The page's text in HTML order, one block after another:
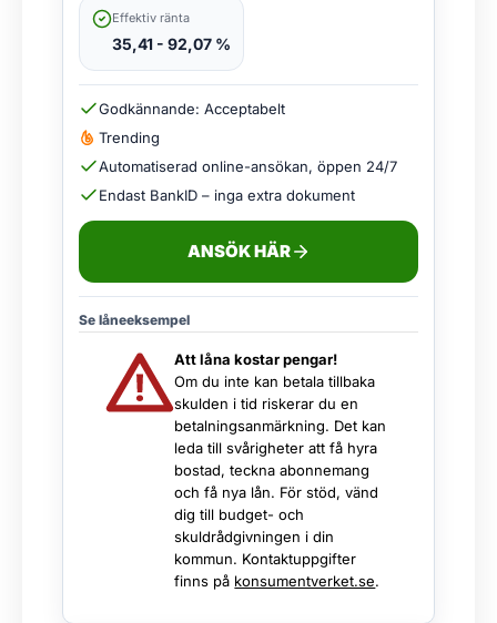
Effektiv ränta
35,41 - 92,07 %
Godkännande: Acceptabelt
Trending
Automatiserad online-ansökan, öppen 24/7
Endast BankID – inga extra dokument
ANSÖK HÄR
Se låneeksempel
Att låna kostar pengar!
Om du inte kan betala tillbaka
skulden i tid riskerar du en
betalningsanmärkning. Det kan
leda till svårigheter att få hyra
bostad, teckna abonnemang
och få nya lån. För stöd, vänd
dig till budget- och
skuldrådgivningen i din
kommun. Kontaktuppgifter
finns på konsumentverket.se.